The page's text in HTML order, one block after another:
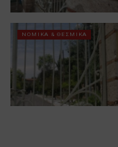
ΝΟΜΙΚΑ & ΘΕΣΜΙΚΑ